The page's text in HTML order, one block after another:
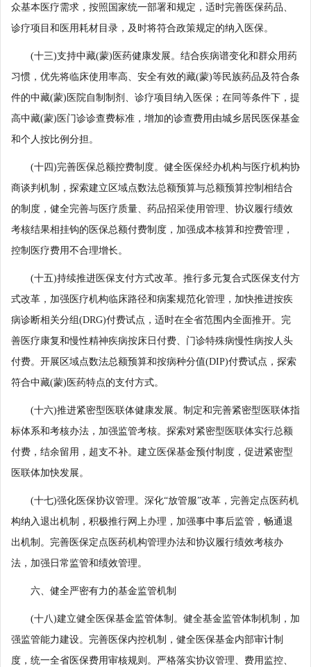
众基本医疗需求，按照国家统一部署和规定，适时完善医保药品、
诊疗项目和医用耗材目录，及时将符合政策规定的纳入医保。
(十三)支持中藏(蒙)医药健康发展。结合疾病谱变化和群众用药
习惯，优先将临床使用率高、安全有效的藏(蒙)等民族药品及符合条
件的中藏(蒙)医院自制制剂、诊疗项目纳入医保；在同等条件下，提
高中藏(蒙)医门诊诊查费标准，增加的诊查费用由城乡居民医保基金
和个人按比例分担。
(十四)完善医保总额控费制度。健全医保经办机构与医疗机构协
商谈判机制，探索建立区域点数法总额预算与总额预算控制相结合
的制度，健全完善与医疗质量、药品招采使用管理、协议履行绩效
考核结果相挂钩的医保总额付费制度，加强成本核算和控费管理，
控制医疗费用不合理增长。
(十五)持续推进医保支付方式改革。推行多元复合式医保支付方
式改革，加强医疗机构临床路径和病案规范化管理，加快推进按疾
病诊断相关分组(DRG)付费试点，适时在全省范围内全面推开。完
善医疗康复和慢性精神疾病按床日付费、门诊特殊病慢性病按人头
付费。开展区域点数法总额预算和按病种分值(DIP)付费试点，探索
符合中藏(蒙)医药特点的支付方式。
(十六)推进紧密型医联体健康发展。制定和完善紧密型医联体指
标体系和考核办法，加强监管考核。探索对紧密型医联体实行总额
付费，结余留用，超支不补。建立医保基金预付制度，促进紧密型
医联体加快发展。
(十七)强化医保协议管理。深化“放管服”改革，完善定点医药机
构纳入退出机制，积极推行网上办理，加强事中事后监管，畅通退
出机制。完善医保定点医药机构管理办法和协议履行绩效考核办
法，加强日常监管和绩效管理。
六、健全严密有力的基金监管机制
(十八)建立健全医保基金监管体制。健全基金监管体制机制，加
强监管能力建设。完善医保内控机制，健全医保基金内部审计制
度，统一全省医保费用审核规则。严格落实协议管理、费用监控、